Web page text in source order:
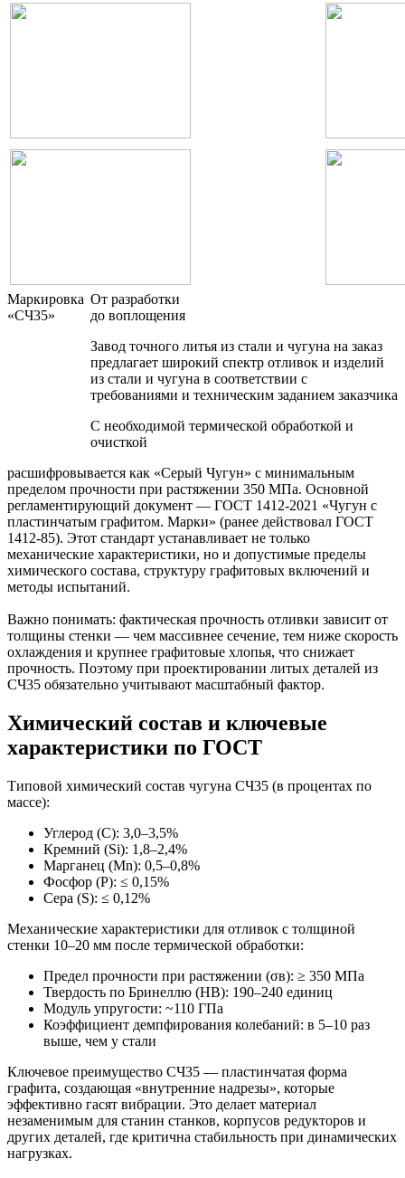
От разработки
до воплощения
Завод точного литья из стали и чугуна на заказ
предлагает широкий спектр отливок и изделий
из стали и чугуна в соответствии с
требованиями и техническим заданием заказчика
С необходимой термической обработкой и
очисткой
Маркировка
«СЧ35»
расшифровывается как «Серый Чугун» с минимальным
пределом прочности при растяжении 350 МПа. Основной
регламентирующий документ — ГОСТ 1412-2021 «Чугун с
пластинчатым графитом. Марки» (ранее действовал ГОСТ
1412-85). Этот стандарт устанавливает не только
механические характеристики, но и допустимые пределы
химического состава, структуру графитовых включений и
методы испытаний.
Важно понимать: фактическая прочность отливки зависит от
толщины стенки — чем массивнее сечение, тем ниже скорость
охлаждения и крупнее графитовые хлопья, что снижает
прочность. Поэтому при проектировании литых деталей из
СЧ35 обязательно учитывают масштабный фактор.
Химический состав и ключевые
характеристики по ГОСТ
Типовой химический состав чугуна СЧ35 (в процентах по
массе):
Углерод (C): 3,0–3,5%
Кремний (Si): 1,8–2,4%
Марганец (Mn): 0,5–0,8%
Фосфор (P): ≤ 0,15%
Сера (S): ≤ 0,12%
Механические характеристики для отливок с толщиной
стенки 10–20 мм после термической обработки:
Предел прочности при растяжении (σв): ≥ 350 МПа
Твердость по Бринеллю (НВ): 190–240 единиц
Модуль упругости: ~110 ГПа
Коэффициент демпфирования колебаний: в 5–10 раз
выше, чем у стали
Ключевое преимущество СЧ35 — пластинчатая форма
графита, создающая «внутренние надрезы», которые
эффективно гасят вибрации. Это делает материал
незаменимым для станин станков, корпусов редукторов и
других деталей, где критична стабильность при динамических
нагрузках.